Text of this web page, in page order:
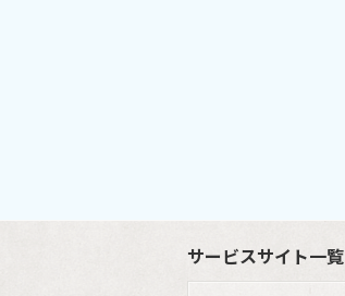
サービスサイト一覧